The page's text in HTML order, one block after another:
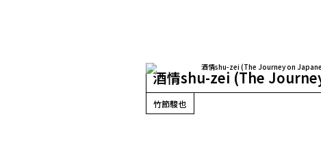
酒情shu-zei (The
竹節駿也